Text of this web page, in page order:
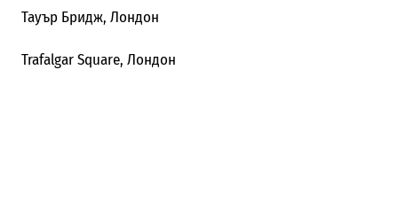
Тауър Бридж, Лондон
Trafalgar Square, Лондон